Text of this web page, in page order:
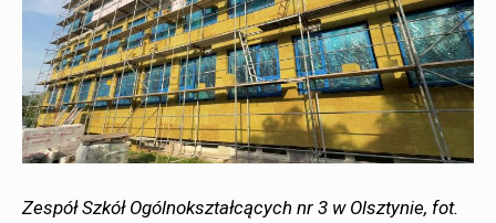
Zespół Szkół Ogólnokształcących nr 3 w Olsztynie, fot.